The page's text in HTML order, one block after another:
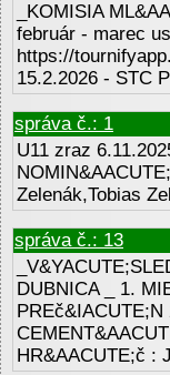
_KOMISIA
február - marec
https://
15.2.2026 - STC
správa č.: 1
U11 zraz
Zelenák,Tobias
správa č.: 13
DUBNICA _ 1.
PREč&IACUTE;N
HR&AACUTE;č :